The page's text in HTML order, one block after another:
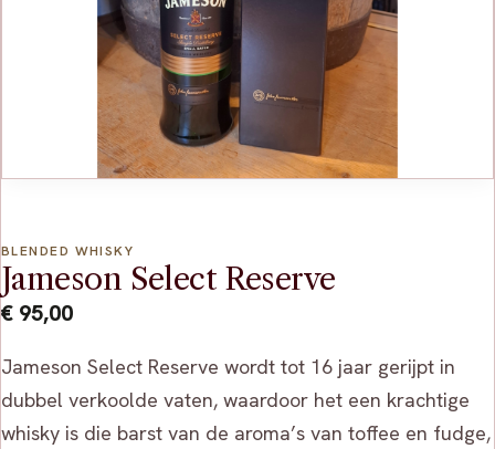
BLENDED WHISKY
Jameson Select Reserve
€ 95,00
Jameson Select Reserve wordt tot 16 jaar gerijpt in
dubbel verkoolde vaten, waardoor het een krachtige
whisky is die barst van de aroma’s van toffee en fudge,